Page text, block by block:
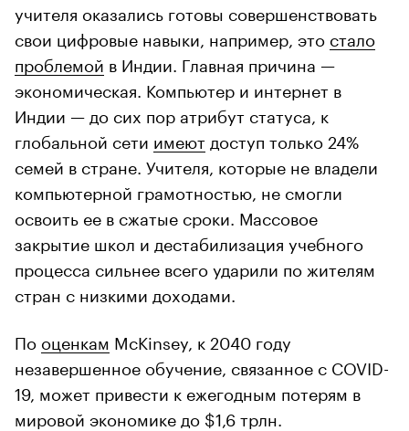
учителя оказались готовы совершенствовать
свои цифровые навыки, например, это стало
проблемой в Индии. Главная причина —
экономическая. Компьютер и интернет в
Индии — до сих пор атрибут статуса, к
глобальной сети имеют доступ только 24%
семей в стране. Учителя, которые не владели
компьютерной грамотностью, не смогли
освоить ее в сжатые сроки. Массовое
закрытие школ и дестабилизация учебного
процесса сильнее всего ударили по жителям
стран с низкими доходами.
По оценкам McKinsey, к 2040 году
незавершенное обучение, связанное с COVID-
19, может привести к ежегодным потерям в
мировой экономике до $1,6 трлн.